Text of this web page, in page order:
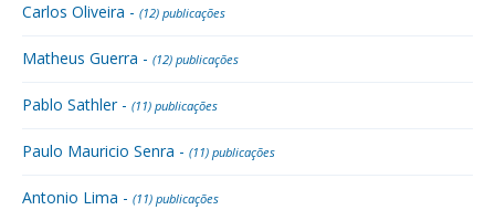
Carlos Oliveira - (12) publicações
Matheus Guerra - (12) publicações
Pablo Sathler - (11) publicações
Paulo Mauricio Senra - (11) publicações
Antonio Lima - (11) publicações